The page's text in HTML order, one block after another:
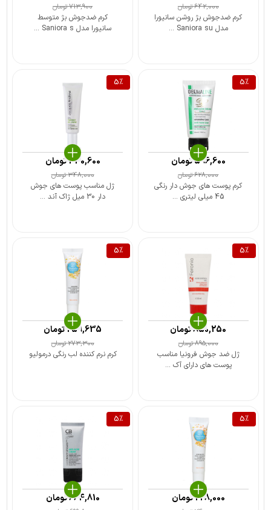
کرم ضدجوش بژ روشن سانیورا
مدل Saniora su ...
642,000تومان
کرم ضدجوش بژ متوسط
سانیورا مدل Saniora s ...
713,900تومان
5%
کرم پوست های جوش دار رنگی
45 میلی لیتری ...
628,000تومان
596,600تومان
5%
ژل مناسب پوست های جوش
دار 30 میل ژاک آند ...
348,000تومان
330,600تومان
5%
ژل ضد جوش فرونیا مناسب
پوست های دارای آک ...
895,000تومان
850,250تومان
5%
کرم نرم کننده لب رنگی درمولیو
273,300تومان
259,635تومان
5%
228,000تومان
5%
664,810تومان